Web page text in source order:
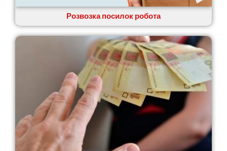
Солоницівка
Старокостянтинів
Старі Петрівці
Стебник
Світловодськ
Святопетрівське
Тальне
Тарасівка
Тернопіль
Тернівка
Розвозка посилок робота